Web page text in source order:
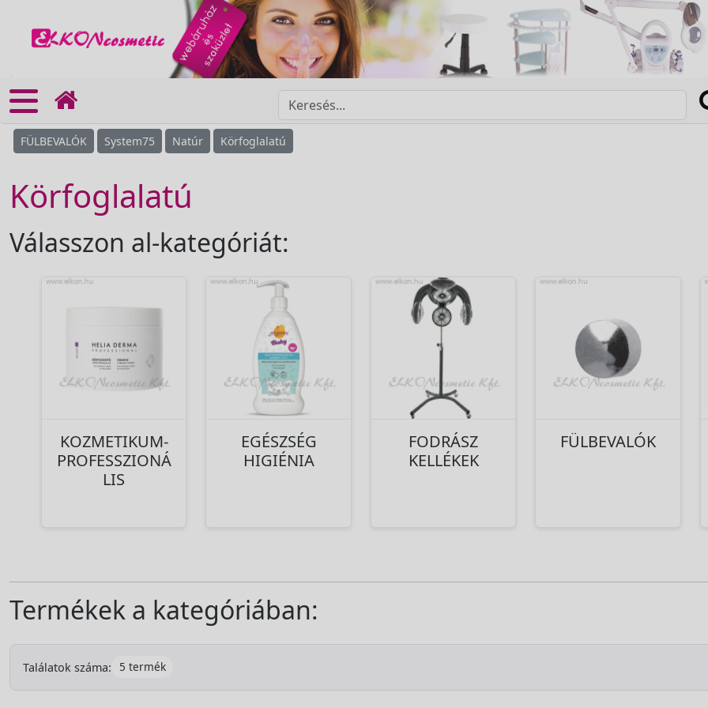
FÜLBEVALÓK System75 Natúr Körfoglalatú
Körfoglalatú
Válasszon al-kategóriát:
KOZMETIKUM-
PROFESSZIONÁ
LIS
EGÉSZSÉG
HIGIÉNIA
FODRÁSZ
KELLÉKEK
FÜLBEVALÓK
Termékek a kategóriában:
Találatok száma: 5 termék